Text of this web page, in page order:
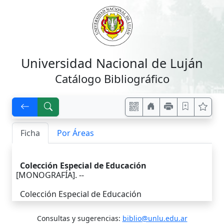
Universidad Nacional de Luján
Catálogo Bibliográfico
Ficha Por Áreas
Colección Especial de Educación
[MONOGRAFÍA]. --
Colección Especial de Educación
Consultas y sugerencias: biblio@unlu.edu.ar